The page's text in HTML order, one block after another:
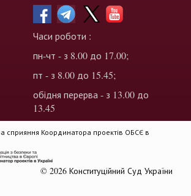
Часи роботи :
пн-чт - з 8.00 до 17.00;
пт - з 8.00 до 15.45;
обідня перерва - з 13.00 до
13.45
сприяння Координатора проектів ОБСЄ в
© 2026 Конституційний Суд України